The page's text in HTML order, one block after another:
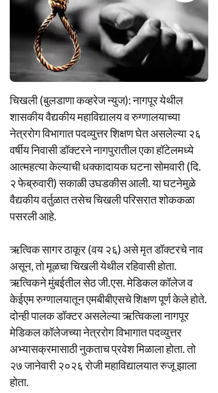
चिखली (बुलडाणा कव्हरेज न्युज): नागपूर येथील
शासकीय वैद्यकीय महाविद्यालय व रुग्णालयाच्या
नेत्ररोग विभागात पदव्युत्तर शिक्षण घेत असलेल्या २६
वर्षीय निवासी डॉक्टरने नागपुरातील एका हॉटेलमध्ये
आत्महत्या केल्याची धक्कादायक घटना सोमवारी (दि.
२ फेब्रुवारी) सकाळी उघडकीस आली. या घटनेमुळे
वैद्यकीय वर्तुळात तसेच चिखली परिसरात शोककळा
पसरली आहे.
ऋत्विक सागर ठाकूर (वय २६) असे मृत डॉक्टरचे नाव
असून, तो मूळचा चिखली येथील रहिवासी होता.
ऋत्विकने मुंबईतील सेठ जी.एस. मेडिकल कॉलेज व
केईएम रुग्णालयातून एमबीबीएसचे शिक्षण पूर्ण केले होते.
दोन्ही पालक डॉक्टर असलेल्या ऋत्विकला नागपूर
मेडिकल कॉलेजच्या नेत्ररोग विभागात पदव्युत्तर
अभ्यासक्रमासाठी नुकताच प्रवेश मिळाला होता. तो
२७ जानेवारी २०२६ रोजी महाविद्यालयात रुजू झाला
होता.